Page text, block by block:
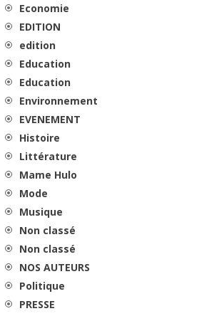
Economie
EDITION
edition
Education
Education
Environnement
EVENEMENT
Histoire
Littérature
Mame Hulo
Mode
Musique
Non classé
Non classé
NOS AUTEURS
Politique
PRESSE